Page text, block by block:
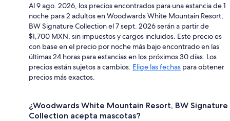
Al 9 ago. 2026, los precios encontrados para una estancia de 1
noche para 2 adultos en Woodwards White Mountain Resort,
BW Signature Collection el 7 sept. 2026 serán a partir de
$1,700 MXN, sin impuestos y cargos incluidos. Este precio es
con base en el precio por noche más bajo encontrado en las
últimas 24 horas para estancias en los próximos 30 días. Los
precios están sujetos a cambios. Elige las fechas para obtener
precios más exactos.
¿Woodwards White Mountain Resort, BW Signature
Collection acepta mascotas?